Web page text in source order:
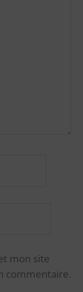
mon site
commentaire.